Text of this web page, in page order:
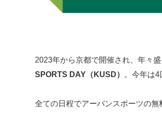
2023年から京都で開催され、年々
SPORTS DAY（KUSD）
。今年は4
全ての日程でアーバンスポーツの